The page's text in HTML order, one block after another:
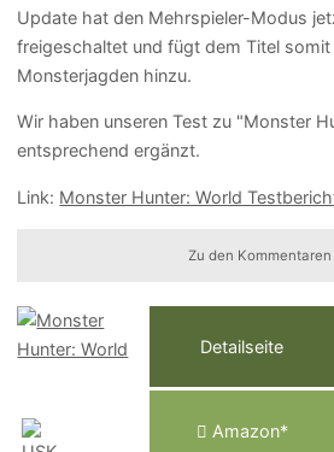
Update hat den Mehrspieler-Modus
freigeschaltet und fügt dem Titel
Monsterjagden hinzu.
Wir haben unseren Test zu "Monster
entsprechend ergänzt.
Link: Monster Hunter: World
Zu den Kommentaren
Detailseite
Amazon*